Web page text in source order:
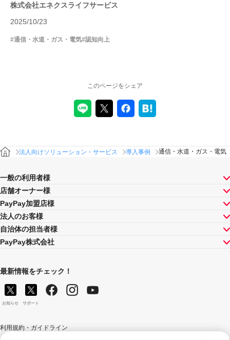
株式会社エネクスライフサービス
2025/10/23
#通信・水道・ガス・電気#認知向上
このページをシェア
法人向けソリューション・サービス 導入事例 通信・水道・ガス・電気
一般の利用者様
店舗オーナー様
PayPay加盟店様
法人のお客様
自治体の担当者様
PayPay株式会社
最新情報をチェック！
お知らせ サポート
利用規約・ガイドライン